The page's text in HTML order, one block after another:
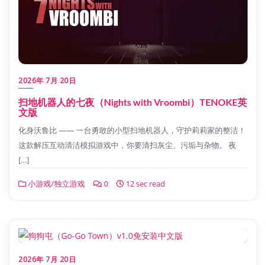
2026年 7月 20日
扫地机器人的七夜（Nights with Vroombi）TENOKE英
文版
化身沃鲁比 —— 一台勇敢的小型扫地机器人，守护莉莉家的整洁！
这款解压互动清洁模拟游戏中，你要清扫灰尘、污垢与杂物。 夜
[…]
小游戏/独立游戏 0 12 sec read
2026年 7月 20日